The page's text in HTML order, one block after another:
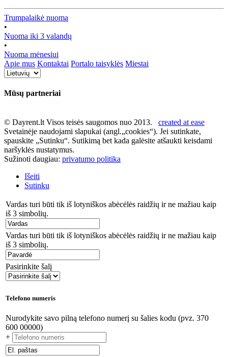
Trumpalaikė nuoma
•
Nuoma iki 3 valandų
•
Nuoma mėnesiui
Apie mus Kontaktai Portalo taisyklės Miestai
Mūsų partneriai
© Dayrent.lt Visos teisės saugomos nuo 2013. created at ease
Svetainėje naudojami slapukai (angl.„cookies“). Jei sutinkate,
spauskite „Sutinku“. Sutikimą bet kada galėsite atšaukti keisdami
naršyklės nustatymus.
Sužinoti daugiau: privatumo politika
Išeiti
Sutinku
Vardas turi būti tik iš lotyniškos abėcėlės raidžių ir ne mažiau kaip
iš 3 simbolių.
Vardas turi būti tik iš lotyniškos abėcėlės raidžių ir ne mažiau kaip
iš 3 simbolių.
Pasirinkite šalį
Telefono numeris
Nurodykite savo pilną telefono numerį su šalies kodu (pvz. 370
600 00000)
+